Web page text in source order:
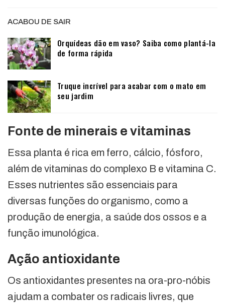
ACABOU DE SAIR
Orquídeas dão em vaso? Saiba como plantá-la
de forma rápida
Truque incrível para acabar com o mato em
seu jardim
Fonte de minerais e vitaminas
Essa planta é rica em ferro, cálcio, fósforo,
além de vitaminas do complexo B e vitamina C.
Esses nutrientes são essenciais para
diversas funções do organismo, como a
produção de energia, a saúde dos ossos e a
função imunológica.
Ação antioxidante
Os antioxidantes presentes na ora-pro-nóbis
ajudam a combater os radicais livres, que